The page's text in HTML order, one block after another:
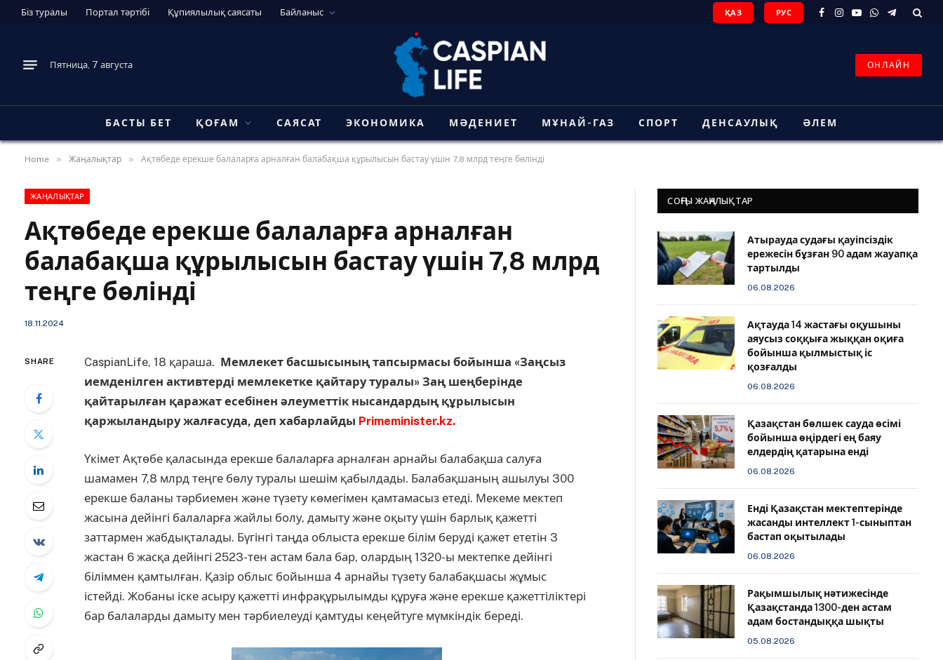
Біз туралы Портал тәртібі Құпиялылық саясаты Байланыс ҚАЗ РУС
Facebook
Instagram
YouTube
WhatsApp
Telegram
Пятница, 7 августа ОНЛАЙН
БАСТЫ БЕТ ҚОҒАМ САЯСАТ ЭКОНОМИКА МӘДЕНИЕТ МҰНАЙ-ГАЗ СПОРТ ДЕНСАУЛЫҚ ӘЛЕМ
Home » Жаңалықтар » Ақтөбеде ерекше балаларға арналған балабақша құрылысын бастау үшін 7,8 млрд теңге бөлінді
ЖАҢАЛЫҚТАР
Ақтөбеде ерекше балаларға арналған
балабақша құрылысын бастау үшін 7,8 млрд
теңге бөлінді
18.11.2024
SHARE CaspianLife, 18 қараша. Мемлекет басшысының тапсырмасы бойынша «Заңсыз
иемденілген активтерді мемлекетке қайтару туралы» Заң шеңберінде
қайтарылған қаражат есебінен әлеуметтік нысандардың құрылысын
қаржыландыру жалғасуда, деп хабарлайды Primeminister.kz.
Үкімет Ақтөбе қаласында ерекше балаларға арналған арнайы балабақша салуға
шамамен 7,8 млрд теңге бөлу туралы шешім қабылдады. Балабақшаның ашылуы 300
ерекше баланы тәрбиемен және түзету көмегімен қамтамасыз етеді. Мекеме мектеп
жасына дейінгі балаларға жайлы болу, дамыту және оқыту үшін барлық қажетті
заттармен жабдықталады. Бүгінгі таңда облыста ерекше білім беруді қажет ететін 3
жастан 6 жасқа дейінгі 2523-тен астам бала бар, олардың 1320-ы мектепке дейінгі
біліммен қамтылған. Қазір облыс бойынша 4 арнайы түзету балабақшасы жұмыс
істейді. Жобаны іске асыру қажетті инфрақұрылымды құруға және ерекше қажеттіліктері
бар балаларды дамыту мен тәрбиелеуді қамтуды кеңейтуге мүмкіндік береді.
СОҢҒЫ ЖАҢАЛЫҚТАР
Атырауда судағы қауіпсіздік
ережесін бұзған 90 адам жауапқа
тартылды
06.08.2026
Ақтауда 14 жастағы оқушыны
аяусыз соққыға жыққан оқиға
бойынша қылмыстық іс
қозғалды
06.08.2026
Қазақстан бөлшек сауда өсімі
бойынша өңірдегі ең баяу
елдердің қатарына енді
06.08.2026
️Енді Қазақстан мектептерінде
жасанды интеллект 1-сыныптан
бастап оқытылады
06.08.2026
Рақымшылық нәтижесінде
Қазақстанда 1300-ден астам
адам бостандыққа шықты
05.08.2026